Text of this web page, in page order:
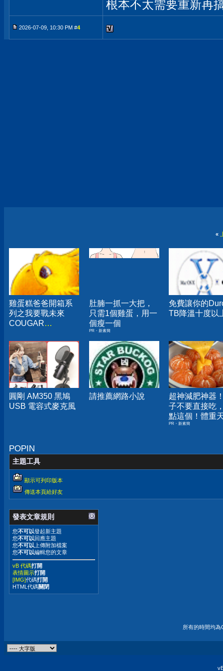
根本不太需要重新再
2026-07-09, 10:30 PM #4
«
雞蛋糕爸爸開箱系
列之我要戰未來
COUGAR
360 夏日冷靜方案
肚腩一抓一大把，
只需1個雞蛋，用一
個瘦一個
PR・新素簡
免費讓你的
TB降溫十度以
圓剛 AM350 黑鳩
USB 電容式麥克風
請推薦網路小說
超神減肥神器
子不要直接吃
點這個！體重
下降
PR・新素簡
POPIN
主題工具
顯示可列印版本
傳送本頁給好友
發表文章規則
您不可以發起新主題
您不可以 回應主題
您不可以 上傳附加檔案
您不可以編輯您的文章
vB 代碼打開
表情圖示打開
[IMG]代碼打開
HTML代碼關閉
所有的時間均為